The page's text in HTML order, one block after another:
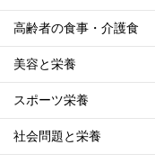
高齢者の食事・介護食
美容と栄養
スポーツ栄養
社会問題と栄養